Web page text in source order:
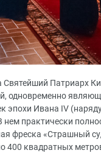
Святейший Патриарх
одновременно
эпохи Ивана IV
практически
фреска «Страшный
400 квадратных